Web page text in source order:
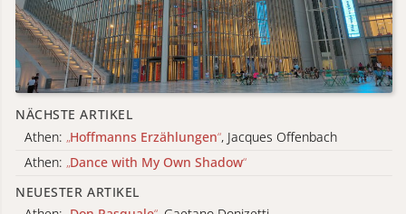
NÄCHSTE ARTIKEL
Athen: „Hoffmanns Erzählungen“, Jacques Offenbach
Athen: „Dance with My Own Shadow“
NEUESTER ARTIKEL